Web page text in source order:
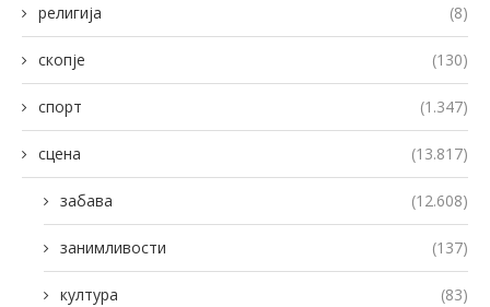
религија (8)
скопје (130)
спорт (1.347)
сцена (13.817)
забава (12.608)
занимливости (137)
култура (83)